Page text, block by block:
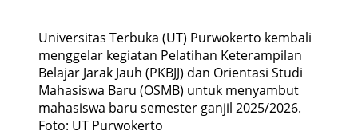
Universitas Terbuka (UT) Purwokerto kembali
menggelar kegiatan Pelatihan Keterampilan
Belajar Jarak Jauh (PKBJJ) dan Orientasi Studi
Mahasiswa Baru (OSMB) untuk menyambut
mahasiswa baru semester ganjil 2025/2026.
Foto: UT Purwokerto